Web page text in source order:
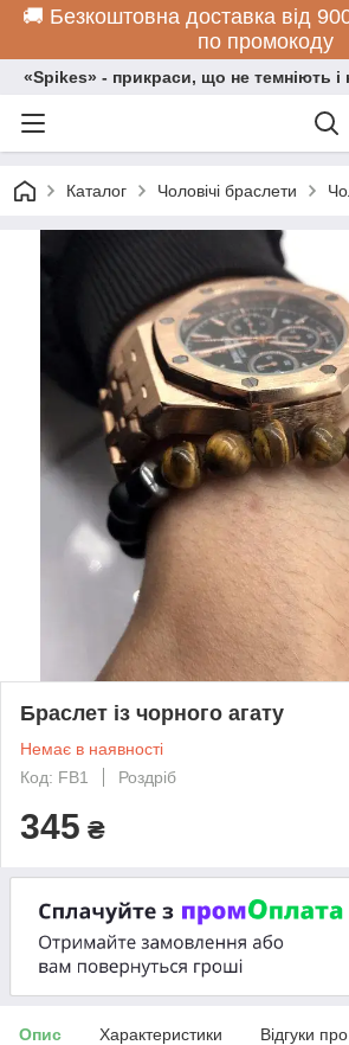
🚚 Безкоштовна доставка від
по промокоду
«Spikes» - прикраси, що не темніють
Каталог Чоловічі браслети
Браслет із чорного агату
Немає в наявності
Код: FB1
Роздріб
345 ₴
Опис Характеристики Відгуки